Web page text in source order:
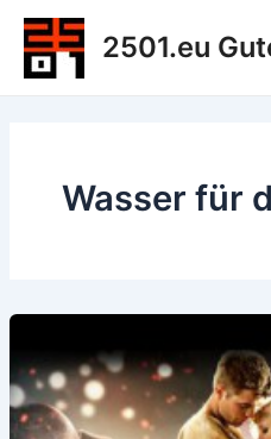
Zum
Inhalt
springen
2501.eu
Wasser für